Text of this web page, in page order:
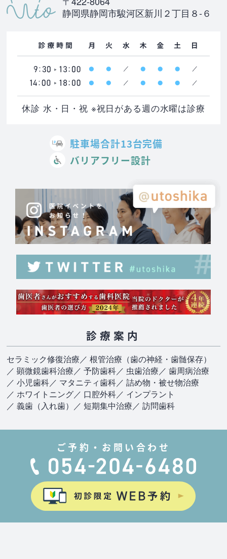
静岡県静岡市駿河区新川２丁目８-６
休診 水・日・祝 ※祝日がある週の水曜は診療
駐車場合計13台完備
バリアフリー設計
診療案内
セラミック修復治療／ 根管治療（歯の神経・歯髄保存）
／ 顕微鏡歯科治療／ 予防歯科／ 虫歯治療／ 歯周病治療
／ 小児歯科／ マタニティ歯科／ 詰め物・被せ物治療
／ ホワイトニング／ 口腔外科／ インプラント
／ 義歯（入れ歯） ／ 短期集中治療／ 訪問歯科
ご予約・お問い合わせ